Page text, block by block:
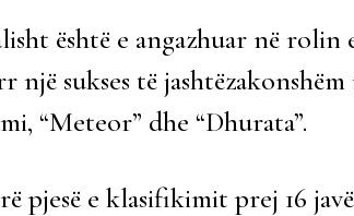
është e angazhuar në rolin
një sukses të
“Meteor” dhe “Dhurata”.
pjesë e klasifikimit prej 16